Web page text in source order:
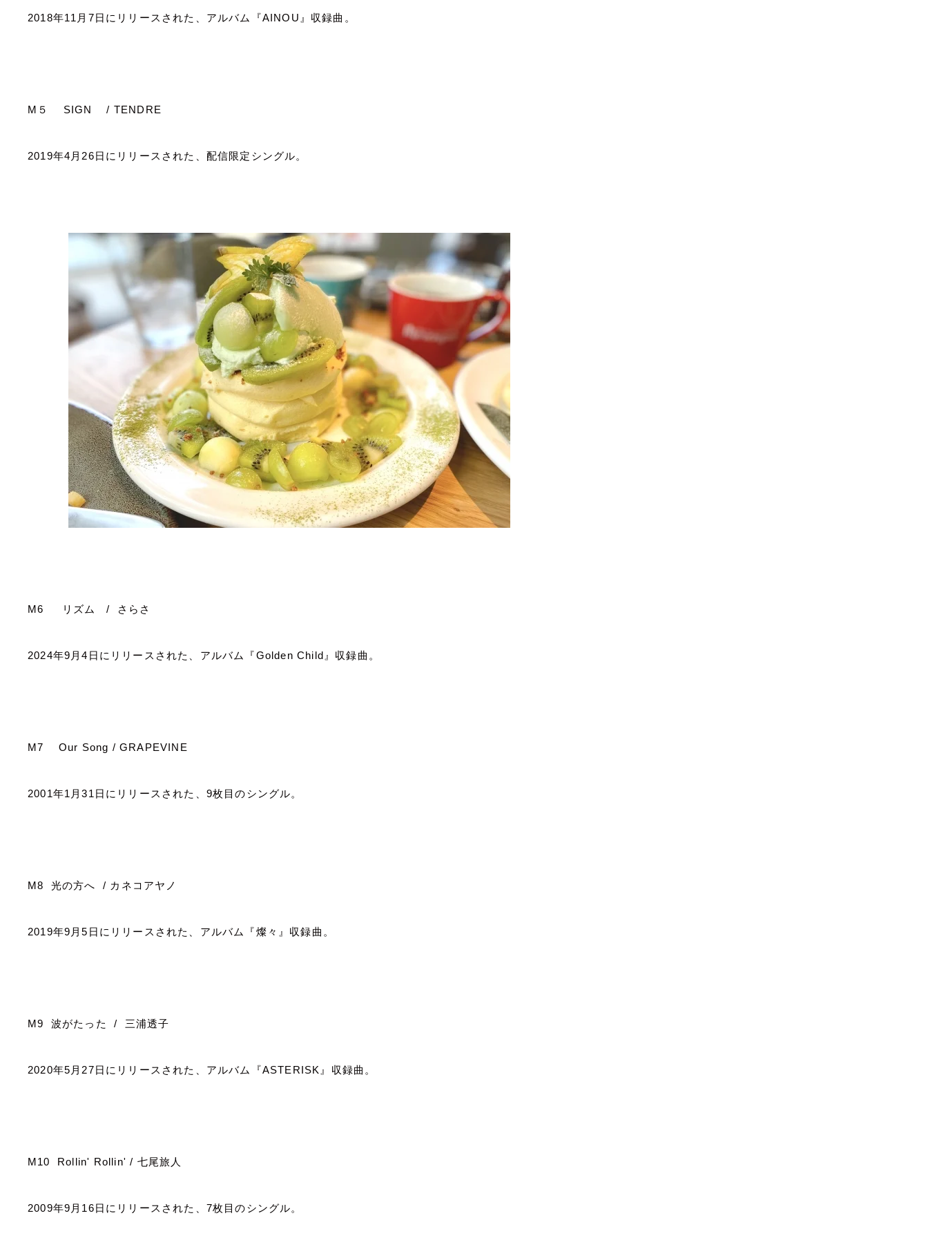
2018年11 月 7日にリリースされた、アルバム『AINOU 』収録曲。
M ５ SIGN / TENDRE
2019年4 月 26日にリリースされた、配信限定シングル。
M6 リズム / さらさ
2024年9 月4 日にリリースされた、アルバム『Golden Child 』収録曲。
M7 Our Song / GRAPEVINE
2001年1 月31 日にリリースされた、 9枚目のシングル。
M8 光の方へ / カネコアヤノ
2019年9 月5 日にリリースされた、アルバム『燦々』収録曲。
M9 波がたった / 三浦透子
2020年5 月 27日にリリースされた、アルバム『ASTERISK 』収録曲。
M10 Rollin' Rollin' / 七尾旅人
2009年9 月 16日にリリースされた、 7枚目のシングル。